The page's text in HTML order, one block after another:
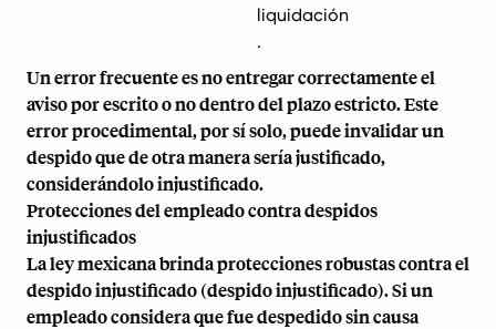
liquidación
.
Un error frecuente es no entregar correctamente el
aviso por escrito o no dentro del plazo estricto. Este
error procedimental, por sí solo, puede invalidar un
despido que de otra manera sería justificado,
considerándolo injustificado.
Protecciones del empleado contra despidos
injustificados
La ley mexicana brinda protecciones robustas contra el
despido injustificado (despido injustificado). Si un
empleado considera que fue despedido sin causa